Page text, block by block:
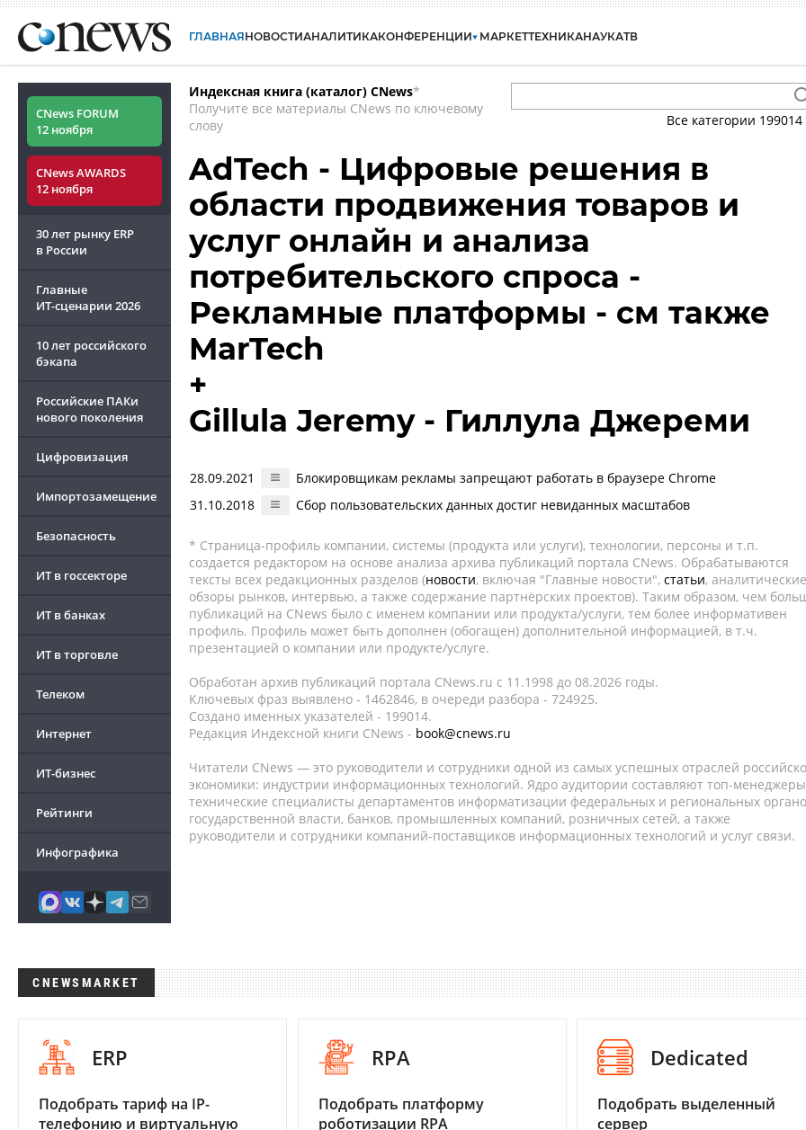
ГЛАВНАЯНОВОСТИАНАЛИТИКАКОНФЕРЕНЦИИ МАРКЕТТЕХНИКАНАУКАТВ
CNews FORUM
12 ноября
CNews AWARDS
12 ноября
30 лет рынку ERP
в России
Главные
ИТ-сценарии 2026
10 лет российского
бэкапа
Российские ПАКи
нового поколения
Цифровизация
Импортозамещение
Безопасность
ИТ в госсекторе
ИТ в банках
ИТ в торговле
Телеком
Интернет
ИТ-бизнес
Рейтинги
Инфографика
Индексная книга (каталог) CNews*
Получите все материалы CNews по ключевому
слову
Все категории 199014
AdTech - Цифровые решения в
области продвижения товаров и
услуг онлайн и анализа
потребительского спроса -
Рекламные платформы - см также
MarTech
+
Gillula Jeremy - Гиллула Джереми
28.09.2021
Блокировщикам рекламы запрещают работать в браузере Chrome
31.10.2018
Сбор пользовательских данных достиг невиданных масштабов
* Страница-профиль компании, системы (продукта или услуги), технологии, персоны и т.п.
создается редактором на основе анализа архива публикаций портала CNews. Обрабатываются
тексты всех редакционных разделов (новости, включая "Главные новости", статьи, аналитические
обзоры рынков, интервью, а также содержание партнёрских проектов). Таким образом, чем
публикаций на CNews было с именем компании или продукта/услуги, тем более информативен
профиль. Профиль может быть дополнен (обогащен) дополнительной информацией, в т.ч.
презентацией о компании или продукте/услуге.
Обработан архив публикаций портала CNews.ru c 11.1998 до 08.2026 годы.
Ключевых фраз выявлено - 1462846, в очереди разбора - 724925.
Создано именных указателей - 199014.
Редакция Индексной книги CNews - book@cnews.ru
Читатели CNews — это руководители и сотрудники одной из самых успешных отраслей
экономики: индустрии информационных технологий. Ядро аудитории составляют топ-
технические специалисты департаментов информатизации федеральных и региональных
государственной власти, банков, промышленных компаний, розничных сетей, а также
руководители и сотрудники компаний-поставщиков информационных технологий и услуг связи.
CNEWSMARKET
ERP
Подобрать тариф на IP-
телефонию и виртуальную
RPA
Подобрать платформу
роботизации RPA
Dedicated
Подобрать выделенный
сервер